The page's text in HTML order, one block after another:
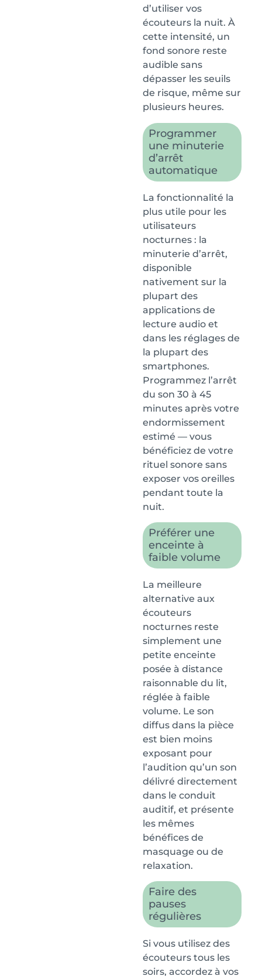
d’utiliser vos
écouteurs la nuit. À
cette intensité, un
fond sonore reste
audible sans
dépasser les seuils
de risque, même sur
plusieurs heures.
Programmer
une minuterie
d’arrêt
automatique
La fonctionnalité la
plus utile pour les
utilisateurs
nocturnes : la
minuterie d’arrêt,
disponible
nativement sur la
plupart des
applications de
lecture audio et
dans les réglages de
la plupart des
smartphones.
Programmez l’arrêt
du son 30 à 45
minutes après votre
endormissement
estimé — vous
bénéficiez de votre
rituel sonore sans
exposer vos oreilles
pendant toute la
nuit.
Préférer une
enceinte à
faible volume
La meilleure
alternative aux
écouteurs
nocturnes reste
simplement une
petite enceinte
posée à distance
raisonnable du lit,
réglée à faible
volume. Le son
diffus dans la pièce
est bien moins
exposant pour
l’audition qu’un son
délivré directement
dans le conduit
auditif, et présente
les mêmes
bénéfices de
masquage ou de
relaxation.
Faire des
pauses
régulières
Si vous utilisez des
écouteurs tous les
soirs, accordez à vos